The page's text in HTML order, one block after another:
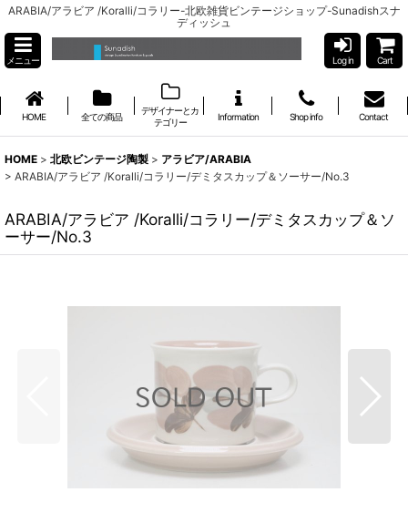
ARABIA/アラビア /Koralli/コラリー-北欧雑貨ビンテージショップ-Sunadishスナ
ディッシュ
メニュー Log in Cart
HOME 全ての商品
デザイナーとカ
テゴリー
Information Shop info Contact
HOME > 北欧ビンテージ陶製 > アラビア/ARABIA
> ARABIA/アラビア /Koralli/コラリー/デミタスカップ＆ソーサー/No.3
ARABIA/アラビア /Koralli/コラリー/デミタスカップ＆ソ
ーサー/No.3